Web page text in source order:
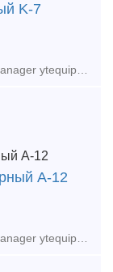
K-7
Связаться с нами Электронное письмо: manager ytequipment net export ytequipment net Веб-сайт: ytminig net/ телефонный номер: +86 17369222201 86 - 731 - 58528855
А-12